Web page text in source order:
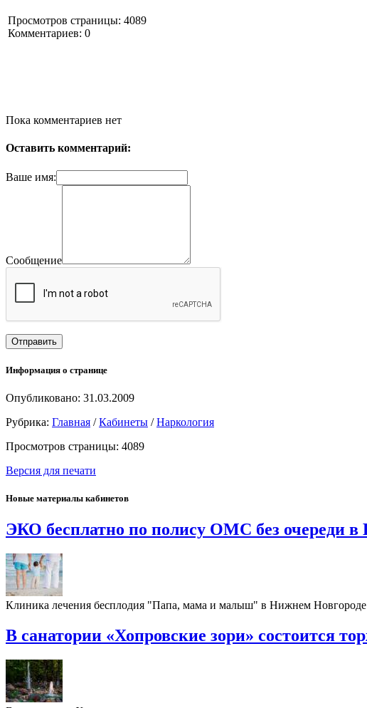
Просмотров страницы: 4089
Комментариев: 0
Пока комментариев нет
Оставить комментарий:
Ваше имя:
Сообщение
Информация о странице
Опубликовано: 31.03.2009
Рубрика: Главная /Кабинеты /Наркология
Просмотров страницы: 4089
Версия для печати
Новые материалы кабинетов
ЭКО бесплатно по полису ОМС без очереди в
Клиника лечения бесплодия "Папа, мама и малыш" в Нижнем
В санатории «Хопровские зори» состоится